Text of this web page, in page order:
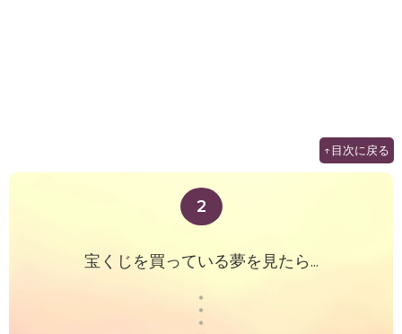
↑目次に戻る
2
宝くじを買っている夢を見たら...